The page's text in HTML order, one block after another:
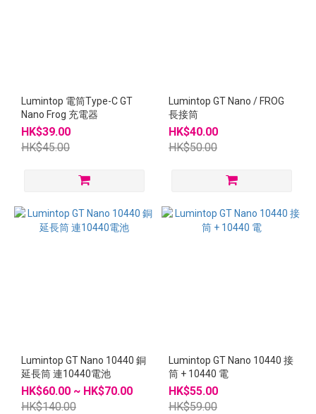
Lumintop 電筒Type-C GT
Nano Frog 充電器
HK$39.00
HK$45.00
Lumintop GT Nano / FROG
長接筒
HK$40.00
HK$50.00
Lumintop GT Nano 10440 銅
延長筒 連10440電池
HK$60.00 ~ HK$70.00
HK$140.00
Lumintop GT Nano 10440 接
筒 + 10440 電
HK$55.00
HK$59.00